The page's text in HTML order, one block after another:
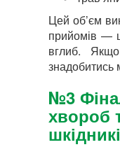
Цей об’єм
прийомів —
вглиб.
знадобитись
№3
хвороб